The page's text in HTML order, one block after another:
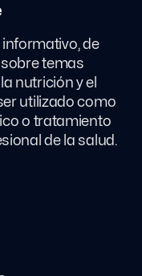
de
temas
nutrición y el
utilizado como
o tratamiento
de la salud.